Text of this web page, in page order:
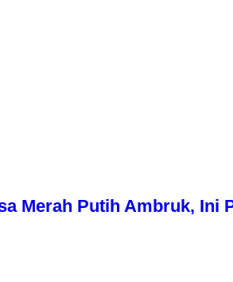
Merah Putih Ambruk, Ini